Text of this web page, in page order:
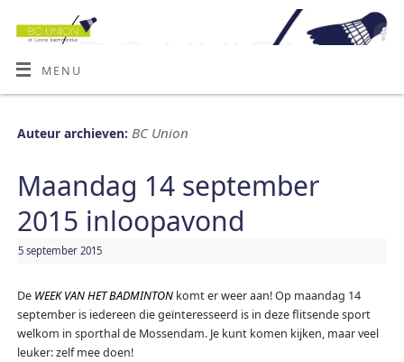
MENU
Auteur archieven: BC Union
Maandag 14 september
2015 inloopavond
5 september 2015
De WEEK VAN HET BADMINTON komt er weer aan! Op maandag 14
september is iedereen die geïnteresseerd is in deze flitsende sport
welkom in sporthal de Mossendam. Je kunt komen kijken, maar veel
leuker: zelf mee doen!